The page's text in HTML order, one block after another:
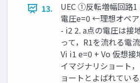
13.
UEC ①反転増幅回路1
電圧e=0 ←理想オペ
- i2 2. a点の電圧は接
って，R1を流れる電
Vi i1 e=0 + Vo 仮想接
イマジナリショート
ョートとよばれてい